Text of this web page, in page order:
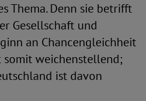
Thema. Denn sie betrifft
Gesellschaft und
an Chancengleichheit
somit weichenstellend;
ist davon